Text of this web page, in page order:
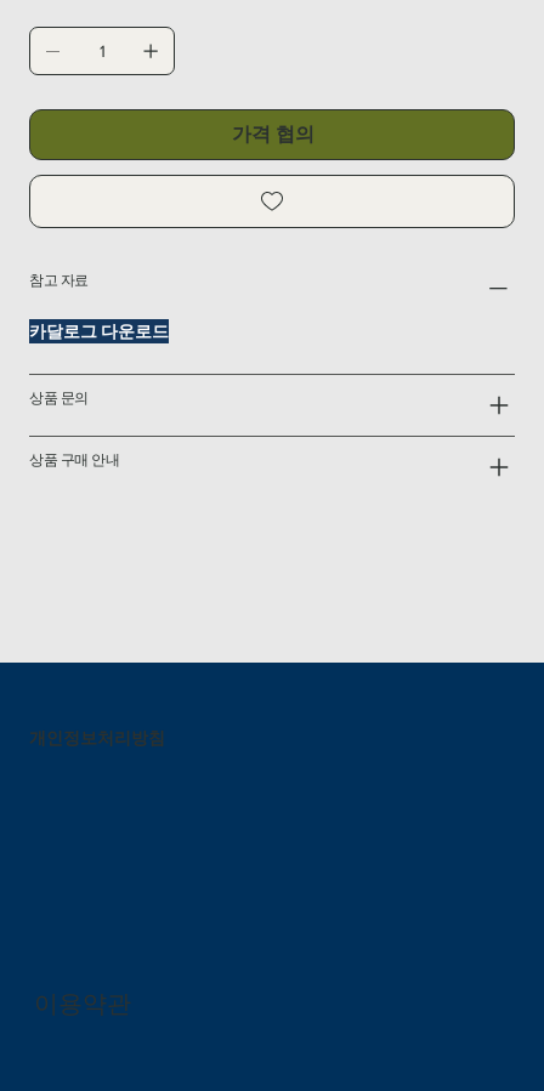
가격 협의
참고 자료
카달로그 다운로드
상품 문의
상품 구매 안내
이용약관
개인정보처리방침